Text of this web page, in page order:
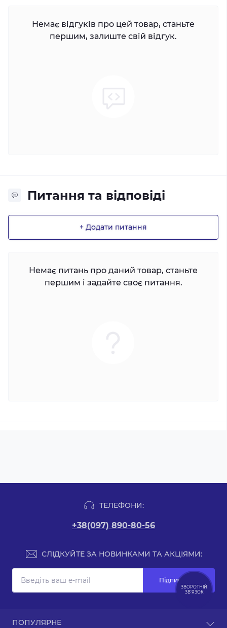
Немає відгуків про цей товар, станьте
першим, залиште свій відгук.
Питання та відповіді
+ Додати питання
Немає питань про даний товар, станьте
першим і задайте своє питання.
ТЕЛЕФОНИ:
+38(097) 890-80-56
СЛІДКУЙТЕ ЗА НОВИНКАМИ ТА АКЦІЯМИ:
Підпишіться
ПОПУЛЯРНЕ
ЗВОРОТНІЙ
ЗВ’ЯЗОК